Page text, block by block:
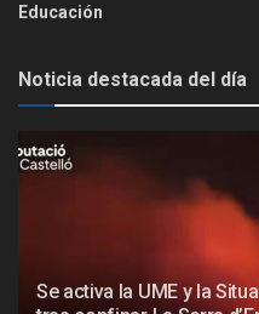
Educación
Noticia destacada del día
Se activa la UME y la